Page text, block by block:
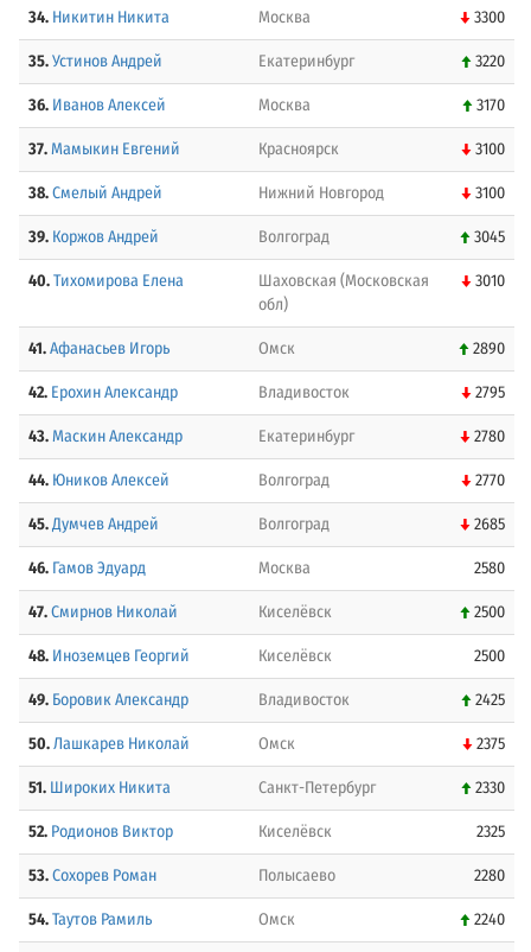
34. Никитин Никита Москва 3300
35.Устинов Андрей Екатеринбург 3220
36. Иванов Алексей Москва 3170
37.Мамыкин Евгений Красноярск 3100
38.Смелый Андрей Нижний Новгород 3100
39. Коржов Андрей Волгоград 3045
40.Тихомирова Елена
Шаховская (Московская
обл)
3010
41.Афанасьев Игорь Омск 2890
42. Ерохин Александр Владивосток 2795
43.Маскин Александр Екатеринбург 2780
44. Юников Алексей Волгоград 2770
45.Думчев Андрей Волгоград 2685
46. Гамов Эдуард Москва 2580
47.Смирнов Николай Киселёвск 2500
48. Иноземцев Георгий Киселёвск 2500
49. Боровик Александр Владивосток 2425
50.Лашкарев Николай Омск 2375
51. Широких Никита Санкт-Петербург 2330
52. Родионов Виктор Киселёвск 2325
53.Сохорев Роман Полысаево 2280
54.Таутов Рамиль Омск 2240